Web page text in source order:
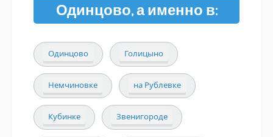
Одинцово, а именно в:
Одинцово Голицыно
Немчиновке на Рублевке
Кубинке Звенигороде